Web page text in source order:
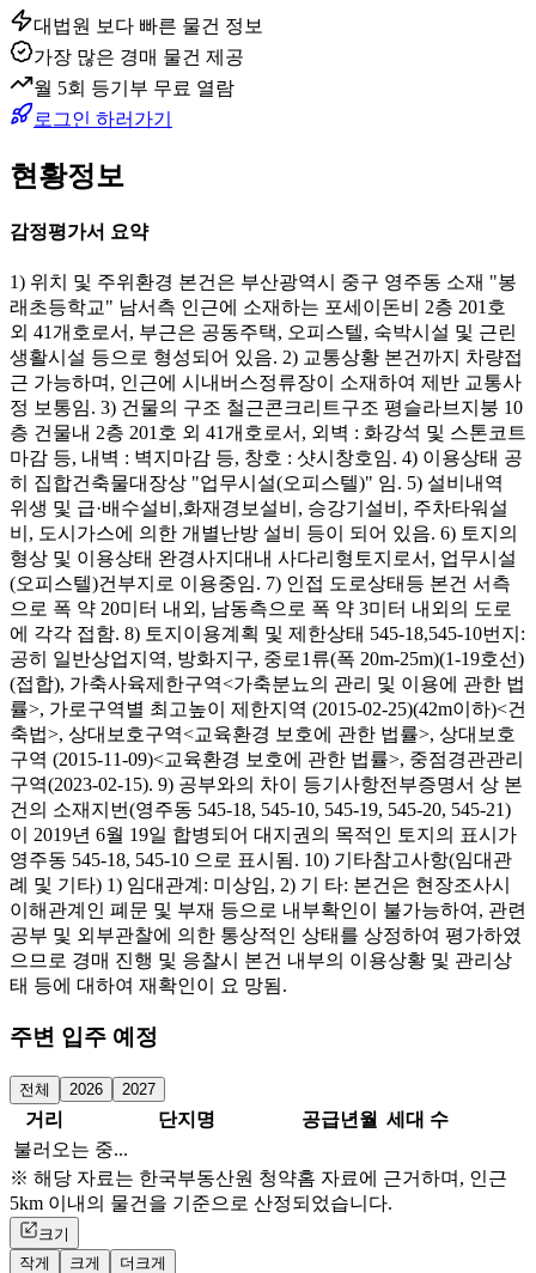
대법원 보다 빠른 물건 정보
가장 많은 경매 물건 제공
월 5회 등기부 무료 열람
로그인 하러가기
현황정보
감정평가서 요약
1) 위치 및 주위환경 본건은 부산광역시 중구 영주동 소재 "봉
래초등학교" 남서측 인근에 소재하는 포세이돈비 2층 201호
외 41개호로서, 부근은 공동주택, 오피스텔, 숙박시설 및 근린
생활시설 등으로 형성되어 있음. 2) 교통상황 본건까지 차량접
근 가능하며, 인근에 시내버스정류장이 소재하여 제반 교통사
정 보통임. 3) 건물의 구조 철근콘크리트구조 평슬라브지붕 10
층 건물내 2층 201호 외 41개호로서, 외벽 : 화강석 및 스톤코트
마감 등, 내벽 : 벽지마감 등, 창호 : 샷시창호임. 4) 이용상태 공
히 집합건축물대장상 "업무시설(오피스텔)" 임. 5) 설비내역
위생 및 급·배수설비,화재경보설비, 승강기설비, 주차타워설
비, 도시가스에 의한 개별난방 설비 등이 되어 있음. 6) 토지의
형상 및 이용상태 완경사지대내 사다리형토지로서, 업무시설
(오피스텔)건부지로 이용중임. 7) 인접 도로상태등 본건 서측
으로 폭 약 20미터 내외, 남동측으로 폭 약 3미터 내외의 도로
에 각각 접함. 8) 토지이용계획 및 제한상태 545-18,545-10번지:
공히 일반상업지역, 방화지구, 중로1류(폭 20m-25m)(1-19호선)
(접합), 가축사육제한구역<가축분뇨의 관리 및 이용에 관한 법
률>, 가로구역별 최고높이 제한지역 (2015-02-25)(42m이하)<건
축법>, 상대보호구역<교육환경 보호에 관한 법률>, 상대보호
구역 (2015-11-09)<교육환경 보호에 관한 법률>, 중점경관관리
구역(2023-02-15). 9) 공부와의 차이 등기사항전부증명서 상 본
건의 소재지번(영주동 545-18, 545-10, 545-19, 545-20, 545-21)
이 2019년 6월 19일 합병되어 대지권의 목적인 토지의 표시가
영주동 545-18, 545-10 으로 표시됨. 10) 기타참고사항(임대관
례 및 기타) 1) 임대관계: 미상임, 2) 기 타: 본건은 현장조사시
이해관계인 폐문 및 부재 등으로 내부확인이 불가능하여, 관련
공부 및 외부관찰에 의한 통상적인 상태를 상정하여 평가하였
으므로 경매 진행 및 응찰시 본건 내부의 이용상황 및 관리상
태 등에 대하여 재확인이 요 망됨.
주변 입주 예정
전체 2026 2027
거리 단지명 공급년월 세대 수
불러오는 중...
※ 해당 자료는 한국부동산원 청약홈 자료에 근거하며, 인근
5km 이내의 물건을 기준으로 산정되었습니다.
크기
작게
크게
더크게